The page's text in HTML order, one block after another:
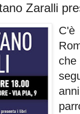
Zaralli
C'è